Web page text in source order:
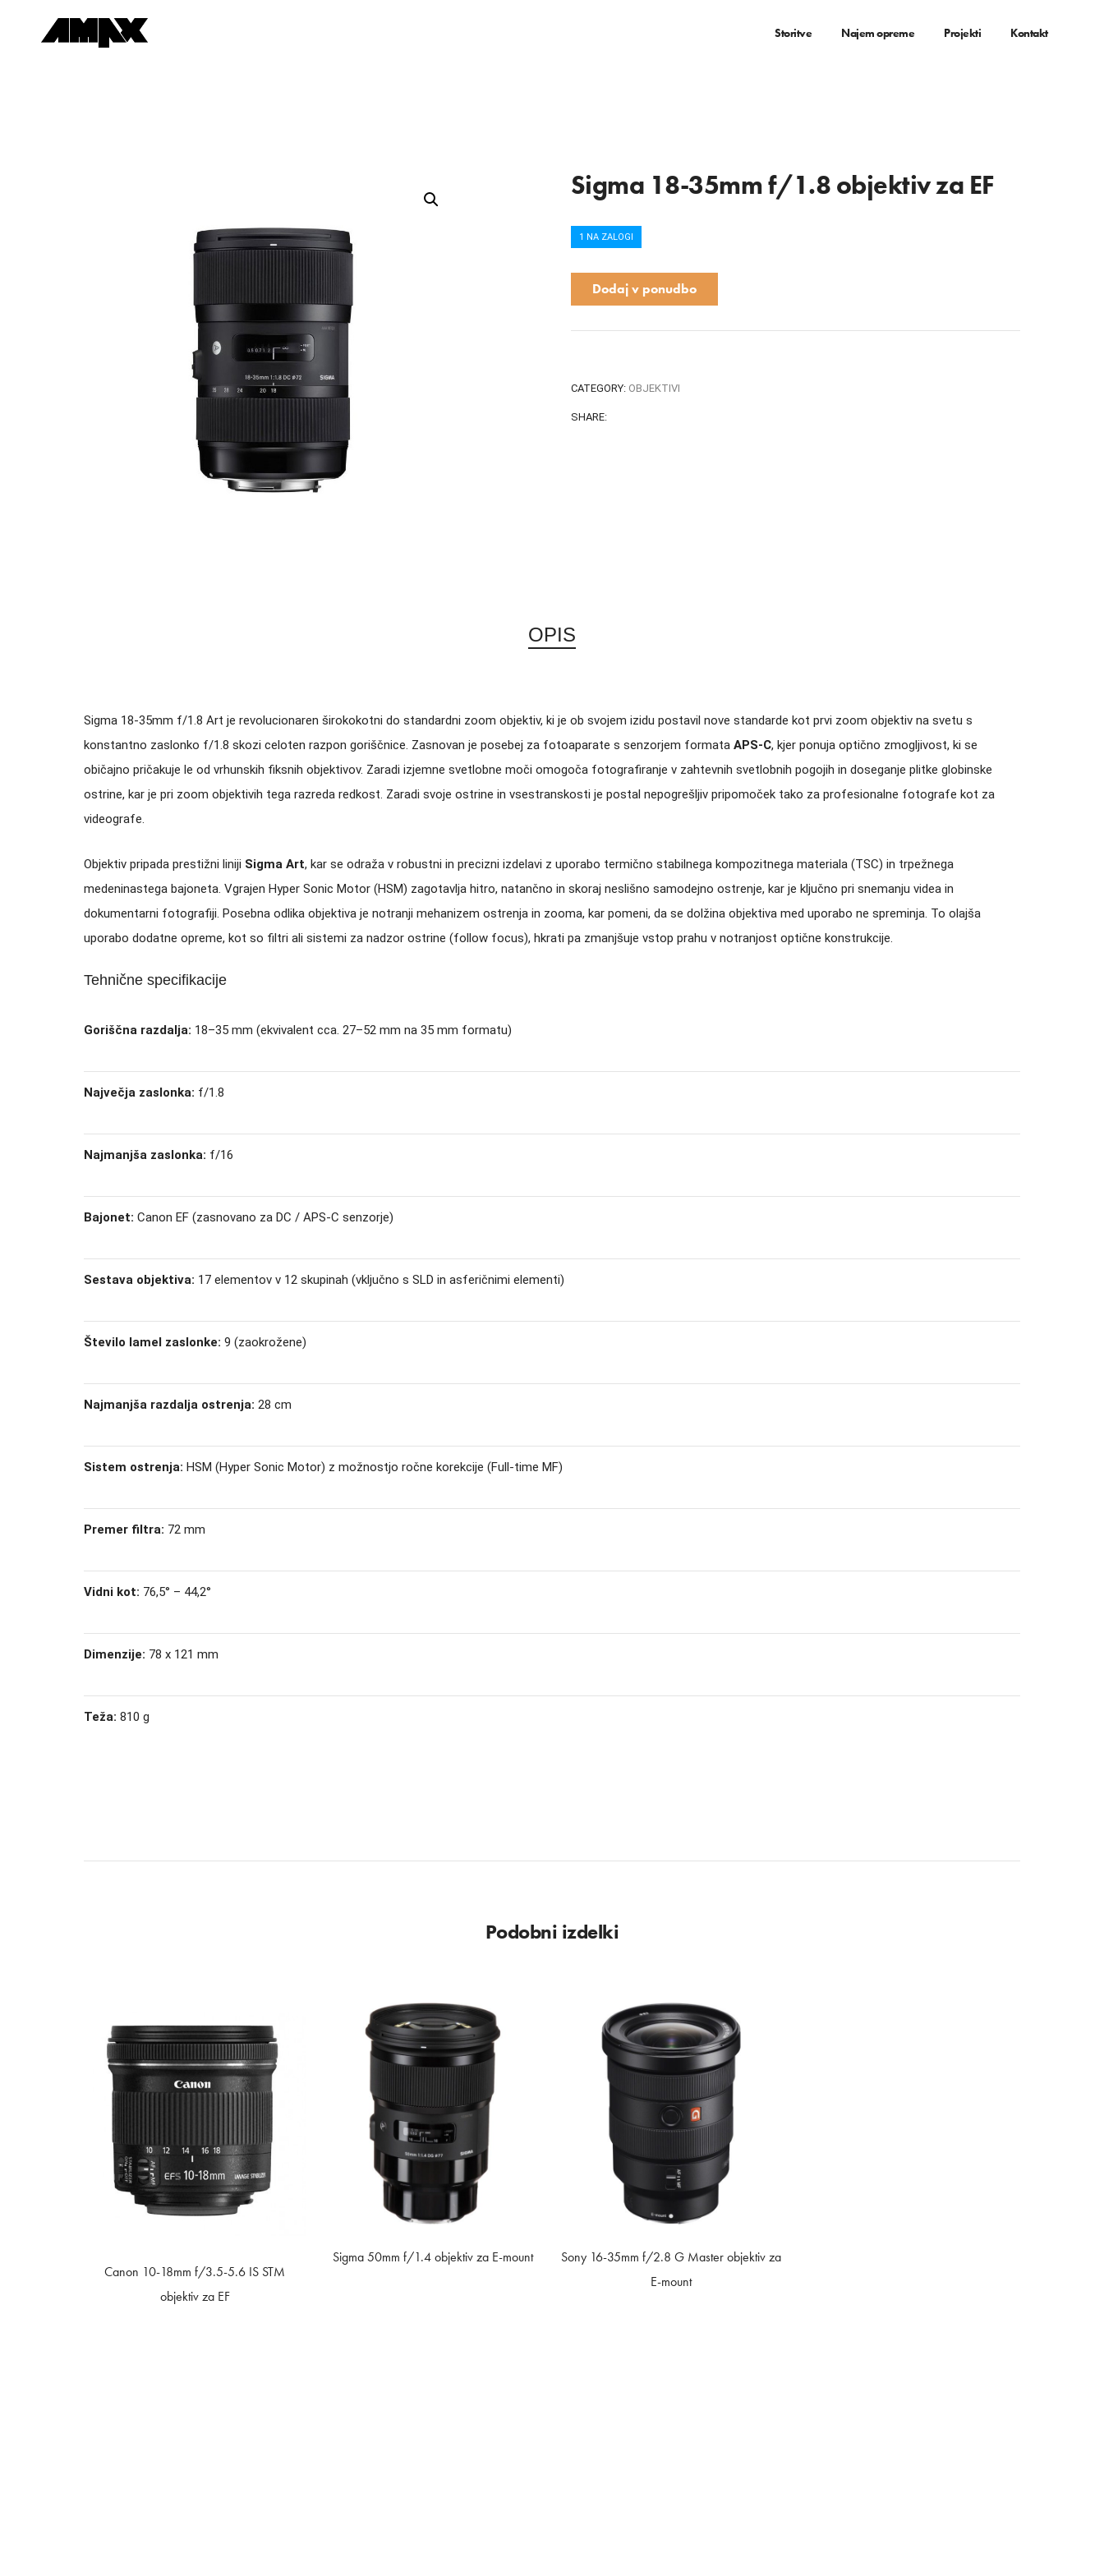
Storitve Najem opreme Projekti Kontakt
Sigma 18-35mm f/1.8 objektiv za EF
1 NA ZALOGI
Dodaj v ponudbo
CATEGORY: OBJEKTIVI
SHARE:
OPIS
Sigma 18-35mm f/1.8 Art je revolucionaren širokokotni do standardni zoom objektiv, ki je ob svojem izidu postavil nove standarde kot prvi zoom objektiv na svetu s
konstantno zaslonko f/1.8 skozi celoten razpon goriščnice. Zasnovan je posebej za fotoaparate s senzorjem formata APS-C, kjer ponuja optično zmogljivost, ki se
običajno pričakuje le od vrhunskih fiksnih objektivov. Zaradi izjemne svetlobne moči omogoča fotografiranje v zahtevnih svetlobnih pogojih in doseganje plitke globinske
ostrine, kar je pri zoom objektivih tega razreda redkost. Zaradi svoje ostrine in vsestranskosti je postal nepogrešljiv pripomoček tako za profesionalne fotografe kot za
videografe.
Objektiv pripada prestižni liniji Sigma Art, kar se odraža v robustni in precizni izdelavi z uporabo termično stabilnega kompozitnega materiala (TSC) in trpežnega
medeninastega bajoneta. Vgrajen Hyper Sonic Motor (HSM) zagotavlja hitro, natančno in skoraj neslišno samodejno ostrenje, kar je ključno pri snemanju videa in
dokumentarni fotografiji. Posebna odlika objektiva je notranji mehanizem ostrenja in zooma, kar pomeni, da se dolžina objektiva med uporabo ne spreminja. To olajša
uporabo dodatne opreme, kot so filtri ali sistemi za nadzor ostrine (follow focus), hkrati pa zmanjšuje vstop prahu v notranjost optične konstrukcije.
Tehnične specifikacije
Goriščna razdalja: 18–35 mm (ekvivalent cca. 27–52 mm na 35 mm formatu)
Največja zaslonka: f/1.8
Najmanjša zaslonka: f/16
Bajonet: Canon EF (zasnovano za DC / APS-C senzorje)
Sestava objektiva: 17 elementov v 12 skupinah (vključno s SLD in asferičnimi elementi)
Število lamel zaslonke: 9 (zaokrožene)
Najmanjša razdalja ostrenja: 28 cm
Sistem ostrenja: HSM (Hyper Sonic Motor) z možnostjo ročne korekcije (Full-time MF)
Premer filtra: 72 mm
Vidni kot: 76,5° – 44,2°
Dimenzije: 78 x 121 mm
Teža: 810 g
Podobni izdelki
Canon 10-18mm f/3.5-5.6 IS STM
objektiv za EF
Sigma 50mm f/1.4 objektiv za E-mount
Sony 16-35mm f/2.8 G Master objektiv za
E-mount